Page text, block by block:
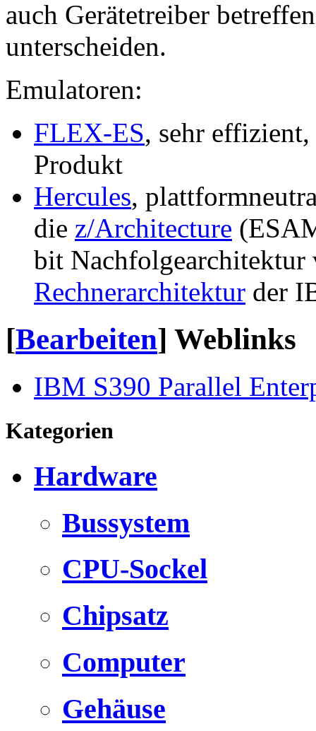
auch Gerätetreiber
unterscheiden.
Emulatoren:
FLEX-ES, sehr
Produkt
Hercules,
die z/Architecture
bit Nachfolgearchitektur
Rechnerarchitektur der
[Bearbeiten] Weblinks
IBM S390 Parallel
Kategorien
Hardware
Bussystem
CPU-Sockel
Chipsatz
Computer
Gehäuse